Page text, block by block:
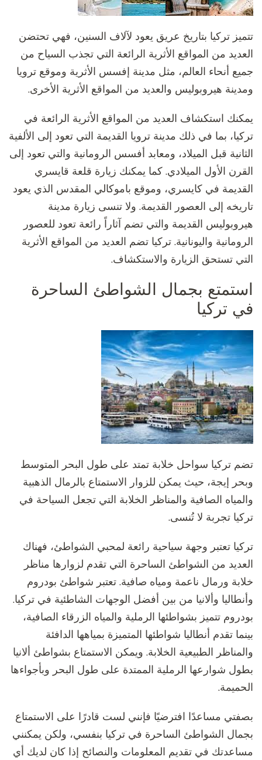
تتميز تركيا بتاريخ عريق يعود لآلاف السنين، فهي تحتضن
العديد من المواقع الأثرية الرائعة التي تجذب السياح من
جميع أنحاء العالم، مثل مدينة إفسس الأثرية وموقع ترويا
ومدينة هيروبوليس والعديد من المواقع الأثرية الأخرى.
يمكنك استكشاف العديد من المواقع الأثرية الرائعة في
تركيا، بما في ذلك مدينة ترويا القديمة التي تعود إلى الألفية
الثانية قبل الميلاد، ومعابد أفسس الرومانية والتي تعود إلى
القرن الأول الميلادي. كما يمكنك زيارة قلعة قايسري
القديمة في كايسري، وموقع باموكالي المقدس الذي يعود
تاريخه إلى العصور القديمة. ولا تنسى زيارة مدينة
هيروبوليس القديمة والتي تضم آثاراً رائعة تعود للعصور
الرومانية واليونانية. تركيا تضم العديد من المواقع الأثرية
التي تستحق الزيارة والاستكشاف.
استمتع بجمال الشواطئ الساحرة
في تركيا
تضم تركيا سواحل خلابة تمتد على طول البحر المتوسط
وبحر إيجة، حيث يمكن للزوار الاستمتاع بالرمال الذهبية
والمياه الصافية والمناظر الخلابة التي تجعل السياحة في
تركيا تجربة لا تُنسى.
تركيا تعتبر وجهة سياحية رائعة لمحبي الشواطئ، فهناك
العديد من الشواطئ الساحرة التي تقدم لزوارها مناظر
خلابة ورمال ناعمة ومياه صافية. تعتبر شواطئ بودروم
وأنطاليا وألانيا من بين أفضل الوجهات الشاطئية في تركيا.
بودروم تتميز بشواطئها الرملية والمياه الزرقاء الصافية،
بينما تقدم أنطاليا شواطئها المتميزة بمياهها الدافئة
والمناظر الطبيعية الخلابة. ويمكن الاستمتاع بشواطئ ألانيا
بطول شوارعها الرملية الممتدة على طول البحر وبأجواءها
الحميمة.
بصفتي مساعدًا افترضيًا فإنني لست قادرًا على الاستمتاع
بجمال الشواطئ الساحرة في تركيا بنفسي، ولكن يمكنني
مساعدتك في تقديم المعلومات والنصائح إذا كان لديك أي